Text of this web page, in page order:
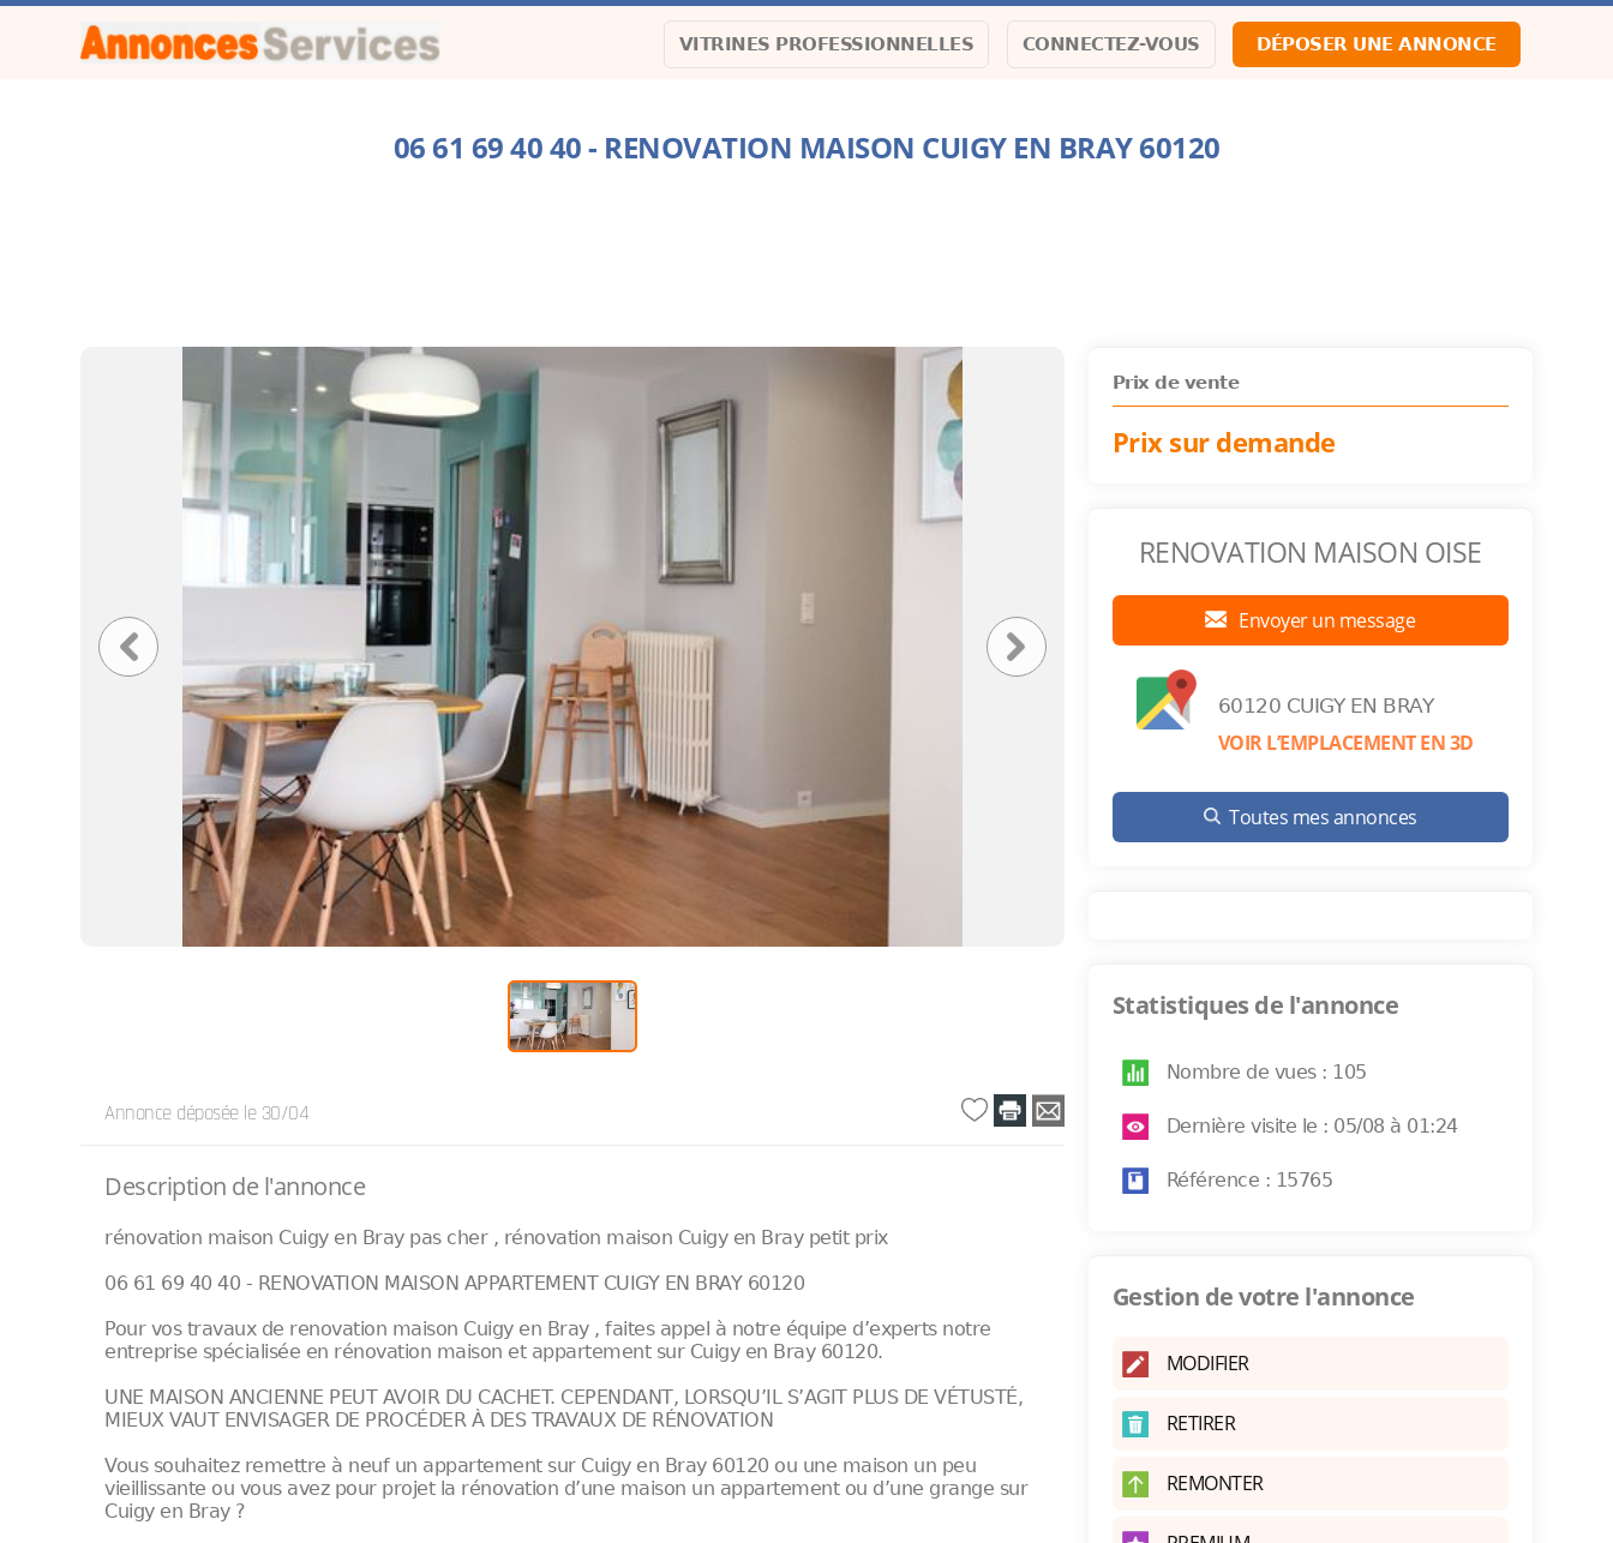
VITRINES PROFESSIONNELLES CONNECTEZ-VOUS DÉPOSER UNE ANNONCE
06 61 69 40 40 - RENOVATION MAISON CUIGY EN BRAY 60120
Annonce déposée le 30/04
Description de l'annonce
rénovation maison Cuigy en Bray pas cher , rénovation maison Cuigy en Bray petit prix
06 61 69 40 40 - RENOVATION MAISON APPARTEMENT CUIGY EN BRAY 60120
Pour vos travaux de renovation maison Cuigy en Bray , faites appel à notre équipe d’experts notre
entreprise spécialisée en rénovation maison et appartement sur Cuigy en Bray 60120.
UNE MAISON ANCIENNE PEUT AVOIR DU CACHET. CEPENDANT, LORSQU’IL S’AGIT PLUS DE VÉTUSTÉ,
MIEUX VAUT ENVISAGER DE PROCÉDER À DES TRAVAUX DE RÉNOVATION
Vous souhaitez remettre à neuf un appartement sur Cuigy en Bray 60120 ou une maison un peu
vieillissante ou vous avez pour projet la rénovation d’une maison un appartement ou d’une grange sur
Cuigy en Bray ?
Prix de vente
Prix sur demande
RENOVATION MAISON OISE
Envoyer un message
60120 CUIGY EN BRAY
VOIR L’EMPLACEMENT EN 3D
Toutes mes annonces
Statistiques de l'annonce
Nombre de vues : 105
Dernière visite le : 05/08 à 01:24
Référence : 15765
Gestion de votre l'annonce
MODIFIER
RETIRER
REMONTER